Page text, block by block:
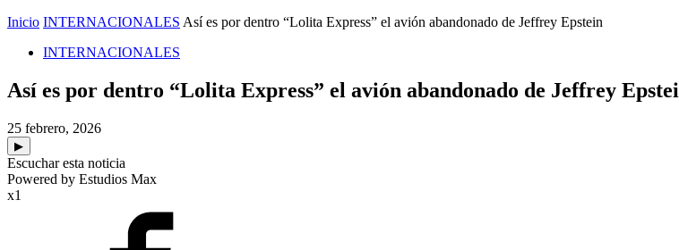
Inicio INTERNACIONALES Así es por dentro “Lolita Express” el avión abandonado de Jeffrey Epstein
INTERNACIONALES
Así es por dentro “Lolita Express” el avión abandonado de Jeffrey
25 febrero, 2026
▶
Escuchar esta noticia
Powered by Estudios Max
x1